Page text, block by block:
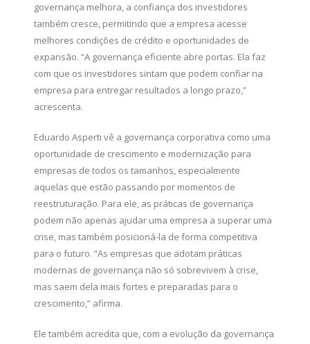
governança melhora, a confiança dos investidores
também cresce, permitindo que a empresa acesse
melhores condições de crédito e oportunidades de
expansão. “A governança eficiente abre portas. Ela faz
com que os investidores sintam que podem confiar na
empresa para entregar resultados a longo prazo,”
acrescenta.
Eduardo Asperti vê a governança corporativa como uma
oportunidade de crescimento e modernização para
empresas de todos os tamanhos, especialmente
aquelas que estão passando por momentos de
reestruturação. Para ele, as práticas de governança
podem não apenas ajudar uma empresa a superar uma
crise, mas também posicioná-la de forma competitiva
para o futuro. “As empresas que adotam práticas
modernas de governança não só sobrevivem à crise,
mas saem dela mais fortes e preparadas para o
crescimento,” afirma.
Ele também acredita que, com a evolução da governança